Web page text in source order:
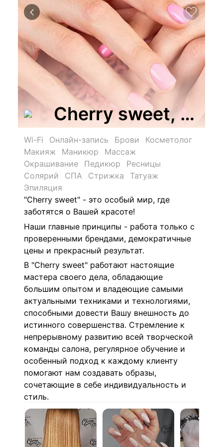
Cherry sweet,
Wi-Fi Онлайн-запись Брови
Косметолог
Макияж
Маникюр
Массаж
Окрашивание
Педикюр
Ресницы
Солярий
СПА Стрижка
Татуаж
Эпиляция
"Cherry sweet" - это особый мир, где
заботятся о Вашей красоте!
Наши главные принципы - работа только с
проверенными брендами, демократичные
цены и прекрасный результат.
В "Cherry sweet" работают настоящие
мастера своего дела, обладающие
большим опытом и владеющие самыми
актуальными техниками и технологиями,
способными довести Вашу внешность до
истинного совершенства. Стремление к
непрерывному развитию всей творческой
команды салона, регулярное обучение и
особенный подход к каждому клиенту
помогают нам создавать образы,
сочетающие в себе индивидуальность и
стиль.